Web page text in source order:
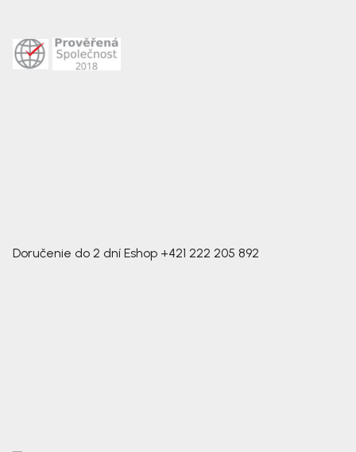
Doručenie do 2 dní Eshop +421 222 205 892